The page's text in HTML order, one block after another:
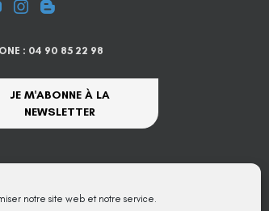
notre site web et notre service.
: 04 90 85 22 98
JE M'ABONNE À LA
NEWSLETTER